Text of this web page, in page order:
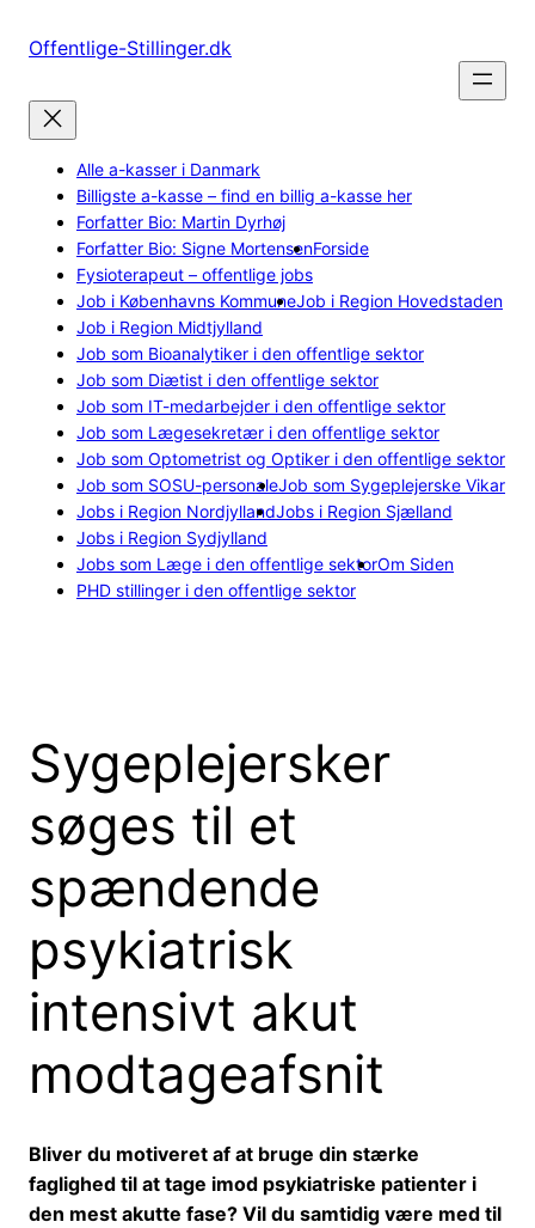
Offentlige-Stillinger.dk
Alle a-kasser i Danmark
Billigste a-kasse – find en billig a-kasse her
Forfatter Bio: Martin Dyrhøj
Forfatter Bio: Signe MortensenForside
Fysioterapeut – offentlige jobs
Job i Københavns KommuneJob i Region Hovedstaden
Job i Region Midtjylland
Job som Bioanalytiker i den offentlige sektor
Job som Diætist i den offentlige sektor
Job som IT-medarbejder i den offentlige sektor
Job som Lægesekretær i den offentlige sektor
Job som Optometrist og Optiker i den offentlige sektor
Job som SOSU-personaleJob som Sygeplejerske Vikar
Jobs i Region NordjyllandJobs i Region Sjælland
Jobs i Region Sydjylland
Jobs som Læge i den offentlige sektorOm Siden
PHD stillinger i den offentlige sektor
Sygeplejersker
søges til et
spændende
psykiatrisk
intensivt akut
modtageafsnit
Bliver du motiveret af at bruge din stærke
faglighed til at tage imod psykiatriske patienter i
den mest akutte fase? Vil du samtidig være med til